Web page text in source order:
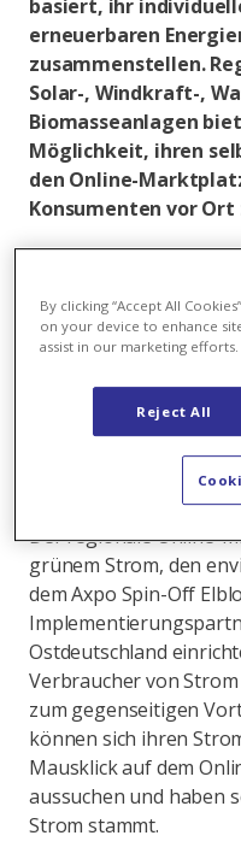
basiert, ihr
erneuerbaren
zusammenstellen.
Solar-, Windkraft-,
Biomasseanlagen
Möglichkeit, ihren
den Online-
Konsumenten vor
Da in Deutschland ab
Anlagen ausläuft,
gewerbliche Erzeuger
Notwendigkeit
ihren Anlagen
auch nach dem
Einnahmequellen zu
Der regionale Online-
grünem Strom, den
dem Axpo Spin-Off
Ostdeutschland
Verbraucher von
zum gegenseitigen
können sich ihren
Mausklick auf dem
aussuchen und haben
Strom stammt.
By clicking “Accept All
on your device to enhance
assist in our marketing efforts.
Reject All